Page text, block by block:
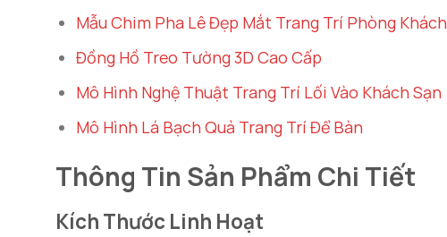
Mẫu Chim Pha Lê Đẹp Mắt Trang Trí Phòng Khách
Đồng Hồ Treo Tường 3D Cao Cấp
Mô Hình Nghệ Thuật Trang Trí Lối Vào Khách Sạn
Mô Hình Lá Bạch Quả Trang Trí Để Bàn
Thông Tin Sản Phẩm Chi Tiết
Kích Thước Linh Hoạt